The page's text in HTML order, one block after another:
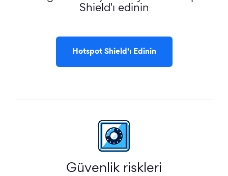
Shield'ı edinin
Hotspot Shield'ı Edinin
Güvenlik riskleri